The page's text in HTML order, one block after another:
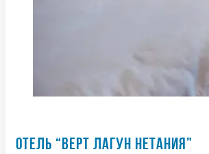
ОТЕЛЬ “ВЕРТ ЛАГУН НЕТАНИЯ”